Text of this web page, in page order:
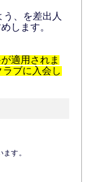
、
を差出人
します。
適用されま
ブに入会し
す。